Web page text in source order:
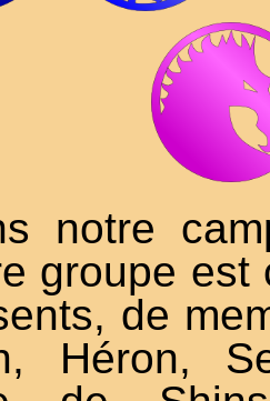
notre
groupe est
de
Héron,